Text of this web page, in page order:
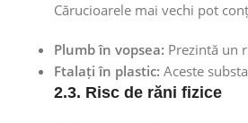
Cărucioarele mai vechi pot
Plumb în vopsea: Prezintă un
Ftalați în plastic: Aceste
2.3. Risc de răni fizice